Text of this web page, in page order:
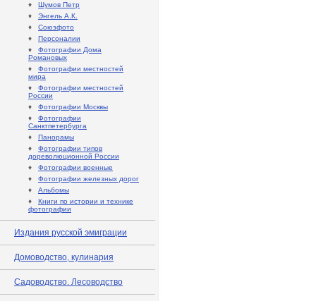
♦ Шумов Петр
♦ Энгель А.К.
♦ Союзфото
♦ Персоналии
♦ Фотографии Дома
Романовых
♦ Фотографии местностей
мира
♦ Фотографии местностей
России
♦ Фотографии Москвы
♦ Фотографии
Санктпетербурга
♦ Панорамы
♦ Фотографии типов
дореволюционной России
♦ Фотографии военные
♦ Фотографии железных дорог
♦ Альбомы
♦ Книги по истории и технике
фотографии
Издания русской эмиграции
Домоводство, кулинария
Садоводство. Лесоводство